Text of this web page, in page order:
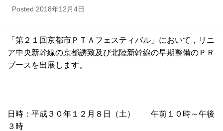
Posted 2018年12月4日
「第２１回京都市ＰＴＡフェスティバル」において，リニ
ア中央新幹線の京都誘致及び北陸新幹線の早期整備のＰＲ
ブースを出展します。
日時：平成３０年１２月８日（土） 午前１０時～午後
３時